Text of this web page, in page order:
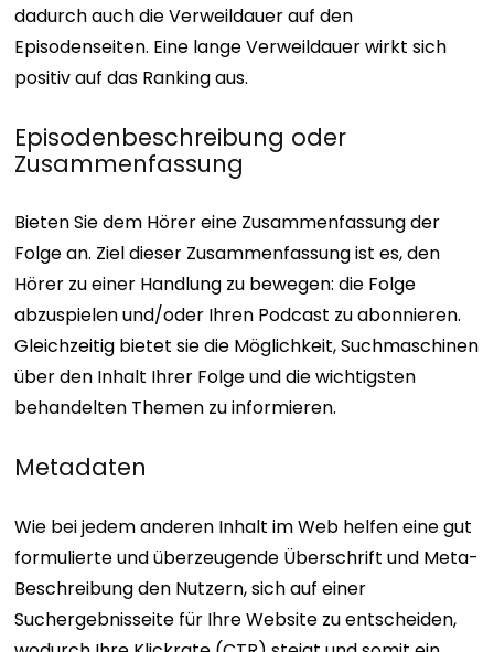
dadurch auch die Verweildauer auf den
Episodenseiten. Eine lange Verweildauer wirkt sich
positiv auf das Ranking aus.
Episodenbeschreibung oder
Zusammenfassung
Bieten Sie dem Hörer eine Zusammenfassung der
Folge an. Ziel dieser Zusammenfassung ist es, den
Hörer zu einer Handlung zu bewegen: die Folge
abzuspielen und/oder Ihren Podcast zu abonnieren.
Gleichzeitig bietet sie die Möglichkeit, Suchmaschinen
über den Inhalt Ihrer Folge und die wichtigsten
behandelten Themen zu informieren.
Metadaten
Wie bei jedem anderen Inhalt im Web helfen eine gut
formulierte und überzeugende Überschrift und Meta-
Beschreibung den Nutzern, sich auf einer
Suchergebnisseite für Ihre Website zu entscheiden,